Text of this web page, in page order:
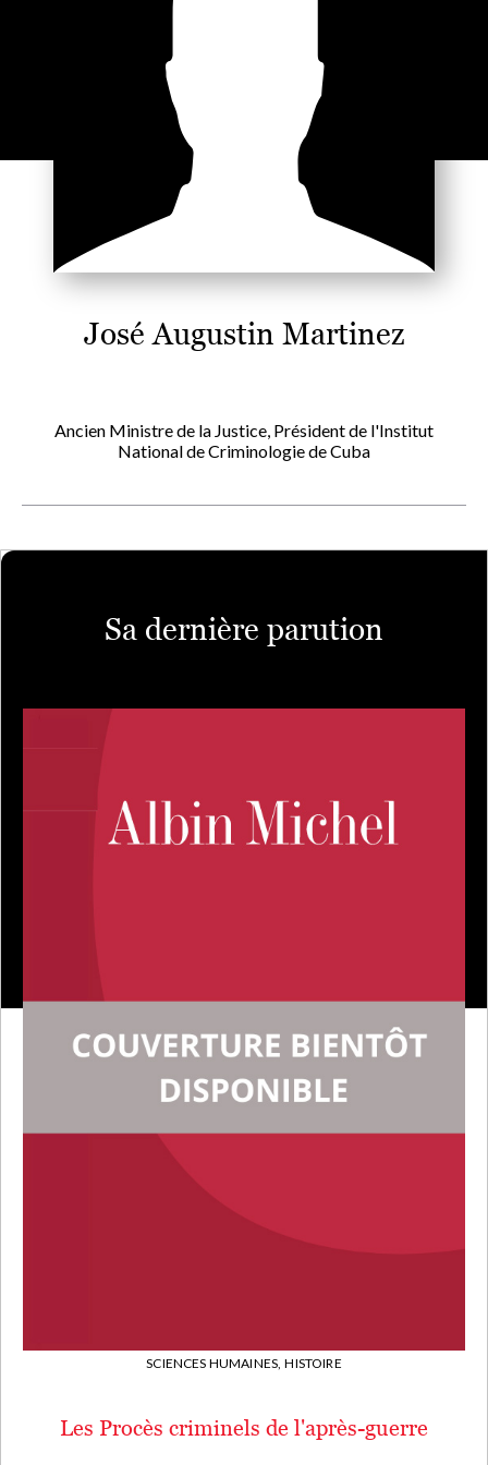
José Augustin Martinez
Ancien Ministre de la Justice, Président de l'Institut
National de Criminologie de Cuba
Sa dernière parution
SCIENCES HUMAINES, HISTOIRE
Les Procès criminels de l'après-guerre